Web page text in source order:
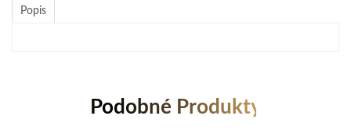
Popis
Podobné Produkty